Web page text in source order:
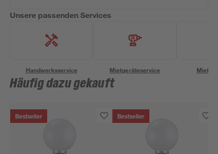
Unsere passenden Services
Handwerksservice Mietgeräteservice
Häufig dazu gekauft
Bestseller Bestseller